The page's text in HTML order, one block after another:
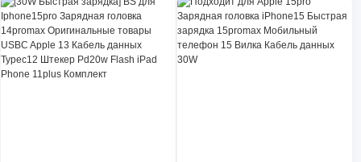
Вилка 12 Комплект кабеля
для передачи данных Max
Мобильный телефон
Многопортовый 12
Двухпортовый 11